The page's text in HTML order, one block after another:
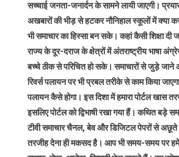
सच्चाई जनता-जनार्दन के सामने लायी जाएगी।
अखबारों की भीड़ से हटकर नौनिहाल स्कूलों में
भी समाचार का हिस्सा बन सके। कहां कैसी शिक्षा दी
राज्य के दूर-दराज के क्षेत्रों में अंतराष्ट्रीय भाषा
बच्चे ठीक से परिचित हो सके। समाचारों से जुड़े
रिवर्स पलायन पर भी प्रबल तरीके से काम किया
पलायन कैसे होगा। इस दिशा में हमारा पोर्टल खास
इसलिए पोर्टल को द्विभाषी रखा गया हैं। कथित बड़े
टीवी समाचार चैनल, बेव और डिजिटल पेपरों से अछूते
तरजीह देना ही मकसद है। आप भी समय-समय पर